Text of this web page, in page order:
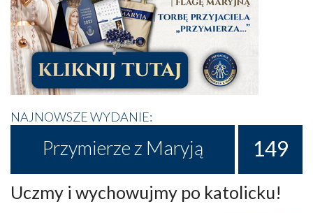
NAJNOWSZE WYDANIE:
Przymierze z Maryją 149
Uczmy i wychowujmy po katolicku!